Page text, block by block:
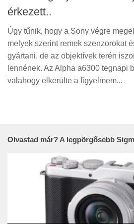
érkezett..
Úgy tűnik, hogy a Sony végre
melyek szerint remek szenzorokat
gyártani, de az objektívek terén
lennének. Az Alpha a6300 tegnapi
valahogy elkerülte a figyelmem...
Olvastad már? A legpörgősebb